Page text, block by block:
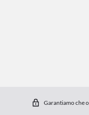
Garantiamo che